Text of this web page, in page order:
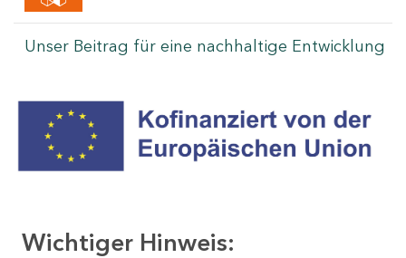
Unser Beitrag für eine nachhaltige Entwicklung
Wichtiger Hinweis: